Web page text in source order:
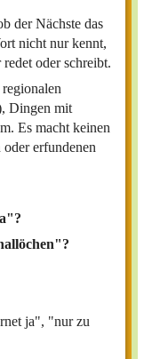
der Nächste das
nicht nur kennt,
oder schreibt.
Dingen mit
Es macht keinen
erfundenen
ja", "nur zu